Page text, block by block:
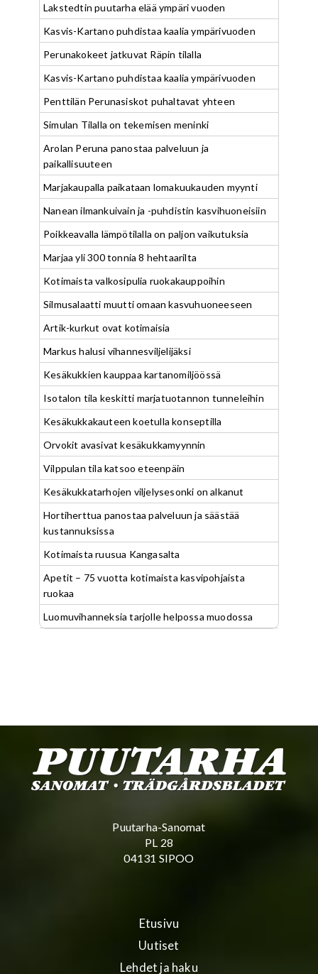
Lakstedtin puutarha elää ympäri vuoden
Kasvis-Kartano puhdistaa kaalia ympärivuoden
Perunakokeet jatkuvat Räpin tilalla
Kasvis-Kartano puhdistaa kaalia ympärivuoden
Penttilän Perunasiskot puhaltavat yhteen
Simulan Tilalla on tekemisen meninki
Arolan Peruna panostaa palveluun ja
paikallisuuteen
Marjakaupalla paikataan lomakuukauden myynti
Nanean ilmankuivain ja -puhdistin kasvihuoneisiin
Poikkeavalla lämpötilalla on paljon vaikutuksia
Marjaa yli 300 tonnia 8 hehtaarilta
Kotimaista valkosipulia ruokakauppoihin
Silmusalaatti muutti omaan kasvuhuoneeseen
Artik-kurkut ovat kotimaisia
Markus halusi vihannesviljelijäksi
Kesäkukkien kauppaa kartanomiljöössä
Isotalon tila keskitti marjatuotannon tunneleihin
Kesäkukkakauteen koetulla konseptilla
Orvokit avasivat kesäkukkamyynnin
Vilppulan tila katsoo eteenpäin
Kesäkukkatarhojen viljelysesonki on alkanut
Hortiherttua panostaa palveluun ja säästää
kustannuksissa
Kotimaista ruusua Kangasalta
Apetit – 75 vuotta kotimaista kasvipohjaista
ruokaa
Luomuvihanneksia tarjolle helpossa muodossa
Puutarha-Sanomat
PL 28
04131 SIPOO
Etusivu
Uutiset
Lehdet ja haku